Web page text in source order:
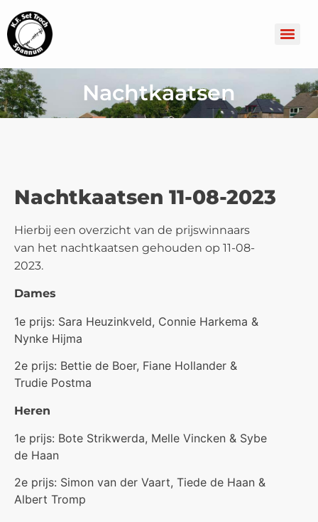
Nachtkaatsen
Nachtkaatsen 11-08-2023
Hierbij een overzicht van de prijswinnaars
van het nachtkaatsen gehouden op 11-08-
2023.
Dames
1e prijs: Sara Heuzinkveld, Connie Harkema &
Nynke Hijma
2e prijs: Bettie de Boer, Fiane Hollander &
Trudie Postma
Heren
1e prijs: Bote Strikwerda, Melle Vincken & Sybe
de Haan
2e prijs: Simon van der Vaart, Tiede de Haan &
Albert Tromp